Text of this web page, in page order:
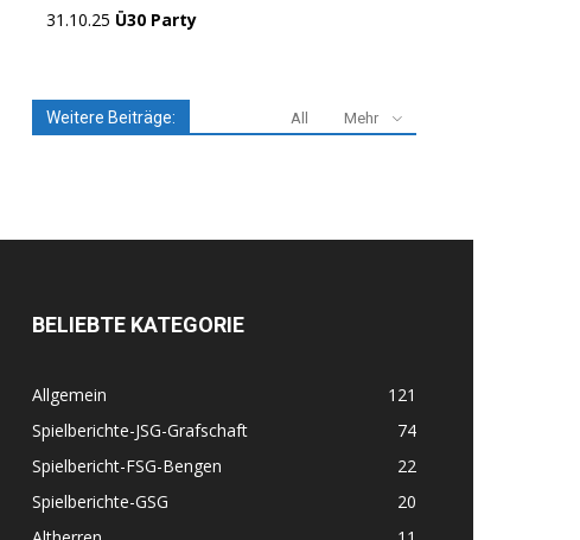
31.10.25 Ü30 Party
Weitere Beiträge: All Mehr
BELIEBTE KATEGORIE
Allgemein
121
Spielberichte-JSG-Grafschaft
74
Spielbericht-FSG-Bengen
22
Spielberichte-GSG
20